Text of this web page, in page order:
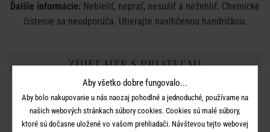
Ďalšie informácie: Nebieliť, neprať, nesušiť a nežehliť. Chemické
čistenie sa neodporúča. Utierajte navlhčenou handričkou.
ZDIEĽAJTE S PRIATEĽMI
Aby všetko dobre fungovalo...
Aby bolo nakupovanie u nás naozaj pohodlné a jednoduché, používame na
našich webových stránkach súbory cookies. Cookies sú malé súbory,
ktoré sú dočasne uložené vo vašom prehliadači. Návštevou tejto webovej